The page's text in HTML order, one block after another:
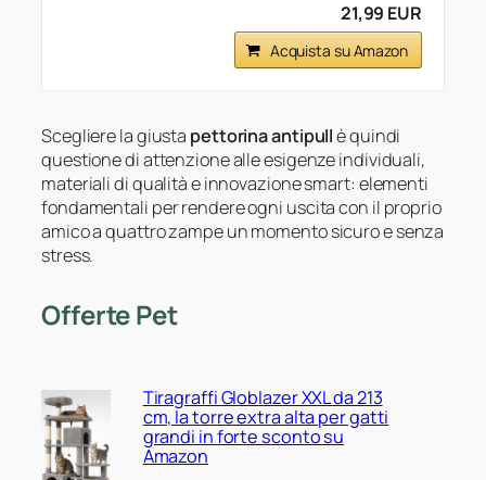
21,99 EUR
Acquista su Amazon
Scegliere la giusta pettorina antipullè quindi
questione di attenzione alle esigenze individuali,
materiali di qualità e innovazione smart: elementi
fondamentali per rendere ogni uscita con il proprio
amico a quattro zampe un momento sicuro e senza
stress.
Offerte Pet
Tiragraffi Globlazer XXL da 213
cm, la torre extra alta per gatti
grandi in forte sconto su
Amazon